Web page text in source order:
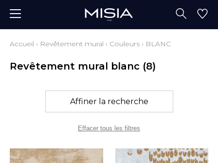
Accueil › Revêtement mural › Couleurs › BLANC
Revêtement mural blanc (8)
Affiner la recherche
Effacer tous les filtres